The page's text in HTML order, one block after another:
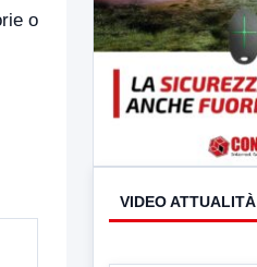
o
VIDEO ATTUALITÀ